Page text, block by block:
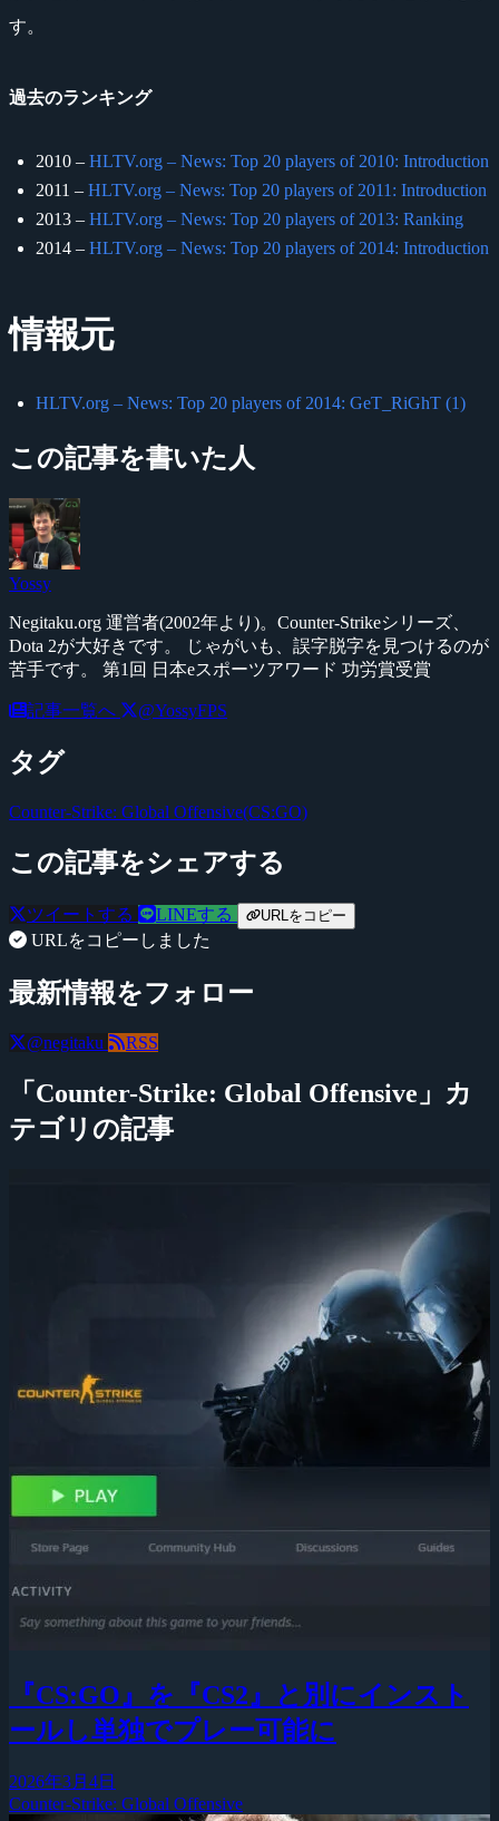
す。
過去のランキング
2010 – HLTV.org – News: Top 20 players of 2010: Introduction
2011 – HLTV.org – News: Top 20 players of 2011: Introduction
2013 – HLTV.org – News: Top 20 players of 2013: Ranking
2014 – HLTV.org – News: Top 20 players of 2014: Introduction
情報元
HLTV.org – News: Top 20 players of 2014: GeT_RiGhT (1)
この記事を書いた人
Yossy
Negitaku.org 運営者(2002年より)。Counter-Strikeシリーズ、
Dota 2が大好きです。 じゃがいも、誤字脱字を見つけるのが
苦手です。 第1回 日本eスポーツアワード 功労賞受賞
記事一覧へ @YossyFPS
タグ
Counter-Strike: Global Offensive(CS:GO)
この記事をシェアする
ツイートする LINEする URLをコピー
URLをコピーしました
最新情報をフォロー
@negitaku RSS
「Counter-Strike: Global Offensive」カ
テゴリの記事
『CS:GO』を『CS2』と別にインスト
ールし単独でプレー可能に
2026年3月4日
Counter-Strike: Global Offensive